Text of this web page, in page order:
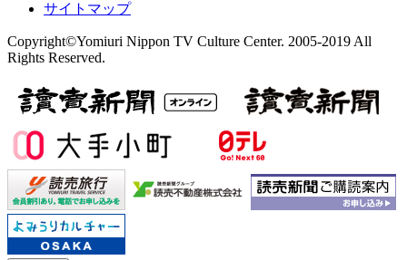
サイトマップ
Copyright©Yomiuri Nippon TV Culture Center. 2005-2019 All
Rights Reserved.